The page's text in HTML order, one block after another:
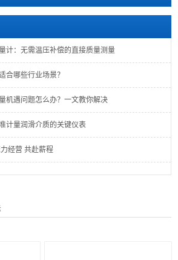
计：无需温压补偿的直接质量测量
合哪些行业场景？
机遇问题怎么办？一文教你解决
计量润滑介质的关键仪表
经营 共赴薪程